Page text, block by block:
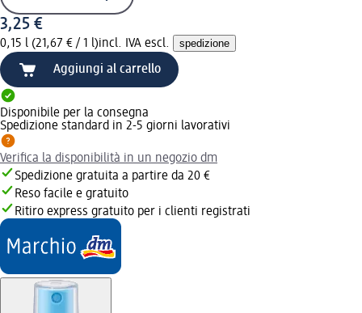
3,25 €
0,15 l (21,67 € / 1 l)incl. IVA escl. spedizione
Aggiungi al carrello
Disponibile per la consegna
Spedizione standard in 2-5 giorni lavorativi
Verifica la disponibilità in un negozio dm
Spedizione gratuita a partire da 20 €
Reso facile e gratuito
Ritiro express gratuito per i clienti registrati